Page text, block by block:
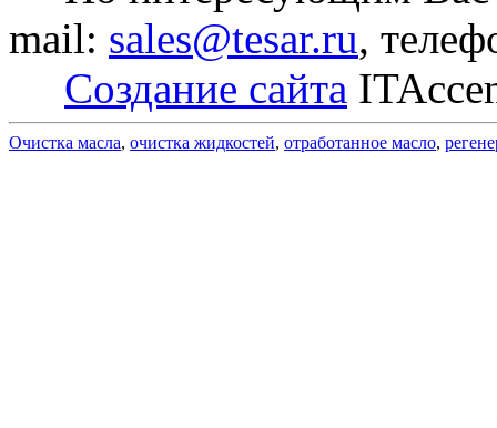
mail: sales@tesar.ru,
Создание сайта
Очистка масла, очистка жидкостей, отработанное масло,